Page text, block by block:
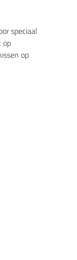
speciaal
op
op